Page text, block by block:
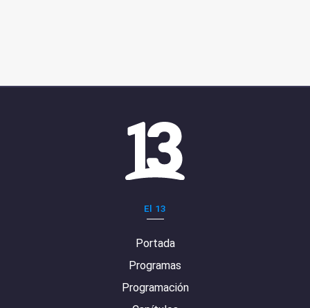
El 13
Portada
Programas
Programación